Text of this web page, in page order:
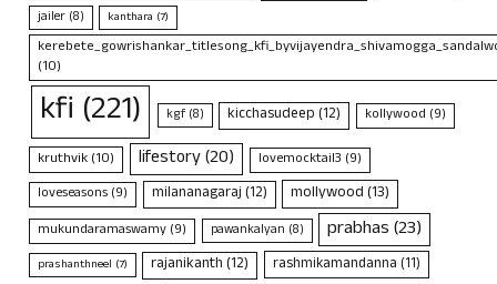
jailer (8) kanthara (7)
(10)
kfi (221) kgf(8) kicchasudeep(12) kollywood (9)
kruthvik(10) lifestory(20) lovemocktail3 (9)
loveseasons (9) milananagaraj(12) mollywood(13)
mukundaramaswamy (9) pawankalyan (8) prabhas(23)
prashanthneel (7) rajanikanth(12) rashmikamandanna(11)